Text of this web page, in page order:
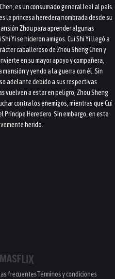
es un consumado general leal al país.
la princesa heredera nombrada desde su
Zhou para aprender algunas
Yi se hicieron amigos. Cui Shi Yi llegó a
caballeroso de Zhou Sheng Chen y
en su mayor apoyo y compañera,
y yendo a la guerra con él. Sin
adelante debido a sus respectivas
vuelven a estar en peligro, Zhou Sheng
contra los enemigos, mientras que Cui
Príncipe Heredero. Sin embargo, en este
herido.
frecuentesTérminos y condiciones